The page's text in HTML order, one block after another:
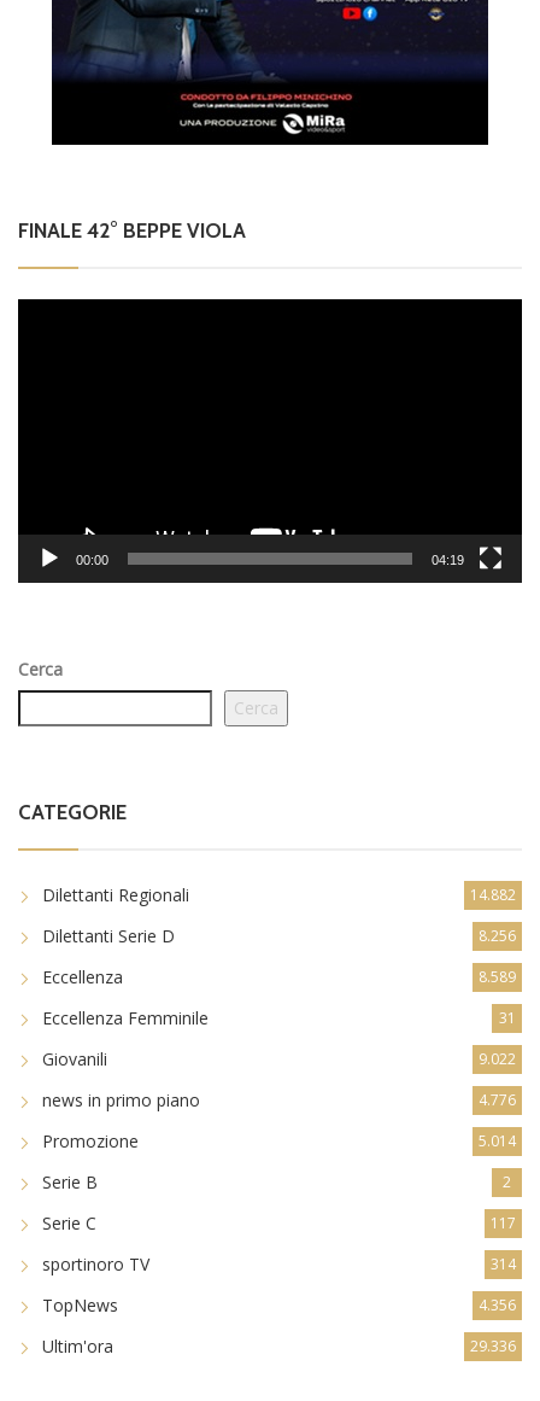
FINALE 42° BEPPE VIOLA
00:00 04:19
Cerca
Cerca
CATEGORIE
Dilettanti Regionali 14.882
Dilettanti Serie D 8.256
Eccellenza 8.589
Eccellenza Femminile 31
Giovanili 9.022
news in primo piano 4.776
Promozione 5.014
Serie B 2
Serie C 117
sportinoro TV 314
TopNews 4.356
Ultim'ora 29.336